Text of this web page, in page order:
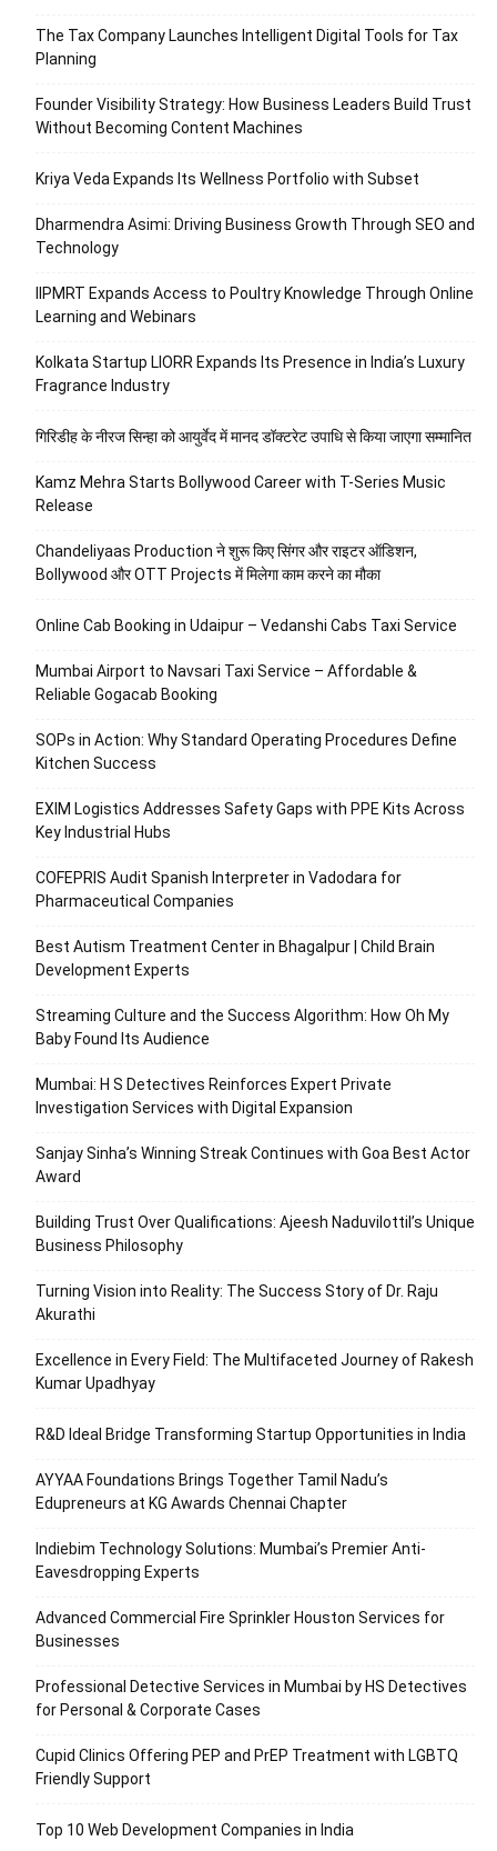
The Tax Company Launches Intelligent Digital Tools for Tax
Planning
Founder Visibility Strategy: How Business Leaders Build Trust
Without Becoming Content Machines
Kriya Veda Expands Its Wellness Portfolio with Subset
Dharmendra Asimi: Driving Business Growth Through SEO and
Technology
IIPMRT Expands Access to Poultry Knowledge Through Online
Learning and Webinars
Kolkata Startup LIORR Expands Its Presence in India’s Luxury
Fragrance Industry
गिरिडीह के नीरज सिन्हा को आयुर्वेद में मानद डॉक्टरेट उपाधि से किया जाएगा सम्मानित
Kamz Mehra Starts Bollywood Career with T-Series Music
Release
Chandeliyaas Production ने शुरू किए सिंगर और राइटर ऑडिशन,
Bollywood और OTT Projects में मिलेगा काम करने का मौका
Online Cab Booking in Udaipur – Vedanshi Cabs Taxi Service
Mumbai Airport to Navsari Taxi Service – Affordable &
Reliable Gogacab Booking
SOPs in Action: Why Standard Operating Procedures Define
Kitchen Success
EXIM Logistics Addresses Safety Gaps with PPE Kits Across
Key Industrial Hubs
COFEPRIS Audit Spanish Interpreter in Vadodara for
Pharmaceutical Companies
Best Autism Treatment Center in Bhagalpur | Child Brain
Development Experts
Streaming Culture and the Success Algorithm: How Oh My
Baby Found Its Audience
Mumbai: H S Detectives Reinforces Expert Private
Investigation Services with Digital Expansion
Sanjay Sinha’s Winning Streak Continues with Goa Best Actor
Award
Building Trust Over Qualifications: Ajeesh Naduvilottil’s Unique
Business Philosophy
Turning Vision into Reality: The Success Story of Dr. Raju
Akurathi
Excellence in Every Field: The Multifaceted Journey of Rakesh
Kumar Upadhyay
R&D Ideal Bridge Transforming Startup Opportunities in India
AYYAA Foundations Brings Together Tamil Nadu’s
Edupreneurs at KG Awards Chennai Chapter
Indiebim Technology Solutions: Mumbai’s Premier Anti-
Eavesdropping Experts
Advanced Commercial Fire Sprinkler Houston Services for
Businesses
Professional Detective Services in Mumbai by HS Detectives
for Personal & Corporate Cases
Cupid Clinics Offering PEP and PrEP Treatment with LGBTQ
Friendly Support
Top 10 Web Development Companies in India